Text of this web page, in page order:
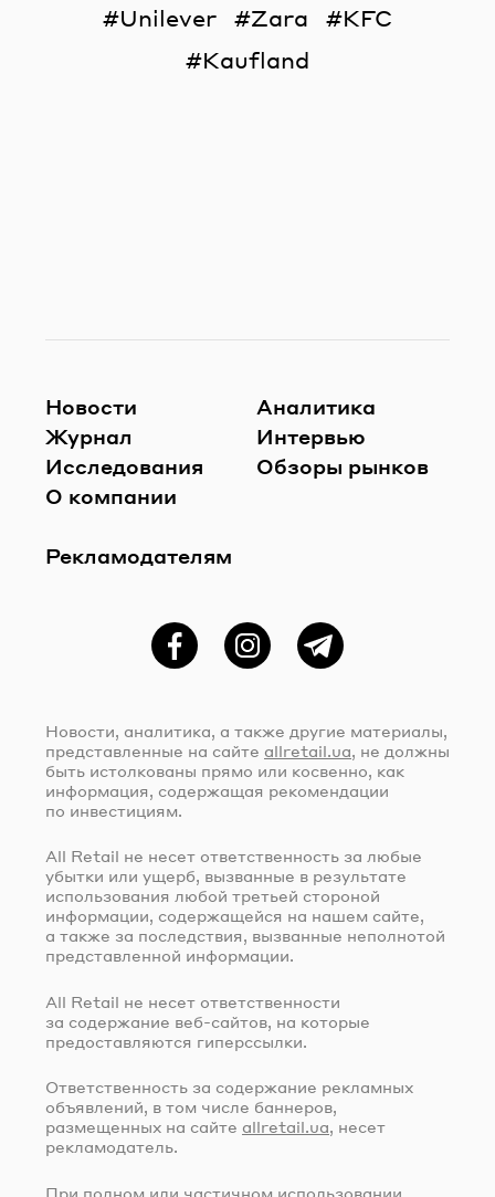
Unilever
Zara
KFC
Kaufland
Новости
Журнал
Исследования
О компании
Рекламодателям
Аналитика
Интервью
Обзоры рынков
ФейсбукInstagramTelegram
Новости, аналитика, а также другие материалы,
представленные на сайте allretail.ua, не должны
быть истолкованы прямо или косвенно, как
информация, содержащая рекомендации
по инвестициям.
All Retail не несет ответственность за любые
убытки или ущерб, вызванные в результате
использования любой третьей стороной
информации, содержащейся на нашем сайте,
а также за последствия, вызванные неполнотой
представленной информации.
All Retail не несет ответственности
за содержание веб-сайтов, на которые
предоставляются гиперссылки.
Ответственность за содержание рекламных
объявлений, в том числе баннеров,
размещенных на сайте allretail.ua, несет
рекламодатель.
При полном или частичном использовании